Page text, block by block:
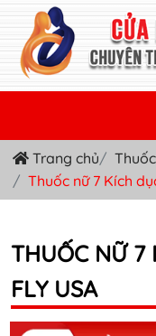
TRANG CHỦ
THUỐC KÍCH DỤC NỮ
THUỐC NƯỚC KÍCH
THUỐC VIÊN KÍCH DỤC
SẢN PHẨM KHÁC
Trang chủ
Thuốc nữ 7 Kích
THUỐC NỮ 7
FLY USA